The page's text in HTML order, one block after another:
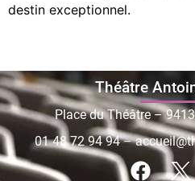
destin exceptionnel.
Théâtre
Place du Théâtre –
01 48 72 94 94–